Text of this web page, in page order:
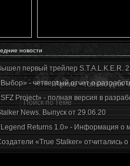
новости
первый трейлер S.T.A.L.K.E.R. 2
- четвертый отчет о
Project» - полная версия в
News. Выпуск от 29.06.20
Returns 1.0» - Информация о
«True Stalker» отчитались
Архив - только для